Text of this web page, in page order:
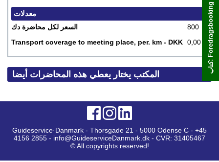
ك
ت
ا
ب
:
F
o
r
e
d
r
a
g
s
b
o
o
k
i
n
g
-
a
l
l
e
.
ح
ا
ض
ر
ة
م
ن
ق
ب
ل
ا
ل
م
ك
ت
ب
ي
خ
ت
ا
معدلات
السعر لكل محاضرة دك
800
Transport coverage to meeting place, per. km - DKK 0,00
المكتب يختار يعطي هذه المحاضرات أيضا
Guideservice·Danmark - Thorsgade 21 - 5000 Odense C - +45
4156 2855 - info@GuideserviceDanmark.dk - CVR: 31405467
© All copyrights reserved!